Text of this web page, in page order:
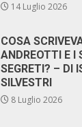
14 Luglio 2026
COSA
ANDREOTTI E I
SEGRETI? – DI
SILVESTRI
8 Luglio 2026